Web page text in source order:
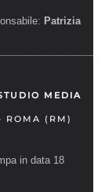
Patrizia
MEDIA
ROMA (RM)
in data 18